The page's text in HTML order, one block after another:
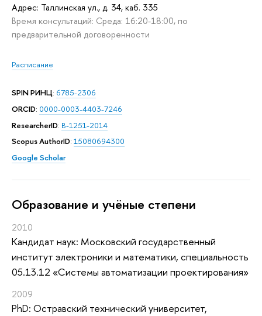
Адрес: Таллинская ул., д. 34, каб. 335
Время консультаций: Среда: 16:20-18:00, по
предварительной договоренности
Расписание
SPIN РИНЦ: 6785-2306
ORCID: 0000-0003-4403-7246
ResearcherID: B-1251-2014
Scopus AuthorID: 15080694300
Google Scholar
Oбразование и учёные степени
2010
Кандидат наук: Московский государственный
институт электроники и математики, специальность
05.13.12 «Системы автоматизации проектирования»
2009
PhD: Остравский технический университет,